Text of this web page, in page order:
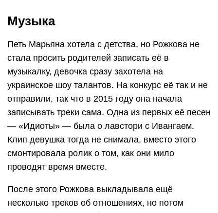
Музыка
Петь Марьяна хотела с детства, но Рожкова не
стала просить родителей записать её в
музыкалку, девочка сразу захотела на
украинское шоу талантов. На конкурс её так и не
отправили, так что в 2015 году она начала
записывать треки сама. Одна из первых её песен
— «Идиоты» — была о лавстори с Ивангаем.
Клип девушка тогда не снимала, вместо этого
смонтировала ролик о том, как они мило
проводят время вместе.
После этого Рожкова выкладывала ещё
несколько треков об отношениях, но потом